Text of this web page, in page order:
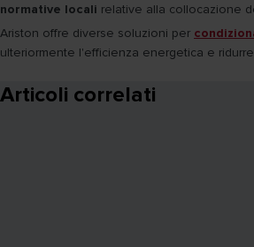
normative locali relative alla collocazione
Ariston offre diverse soluzioni per
ulteriormente l'efficienza energetica e
Articoli correlati